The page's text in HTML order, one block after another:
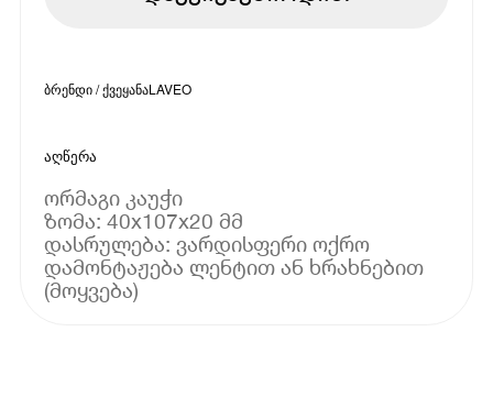
ბრენდი / ქვეყანაLAVEO
აღწერა
ორმაგი კაუჭი
ზომა: 40x107x20 მმ
დასრულება: ვარდისფერი ოქრო
დამონტაჟება ლენტით ან ხრახნებით
(მოყვება)